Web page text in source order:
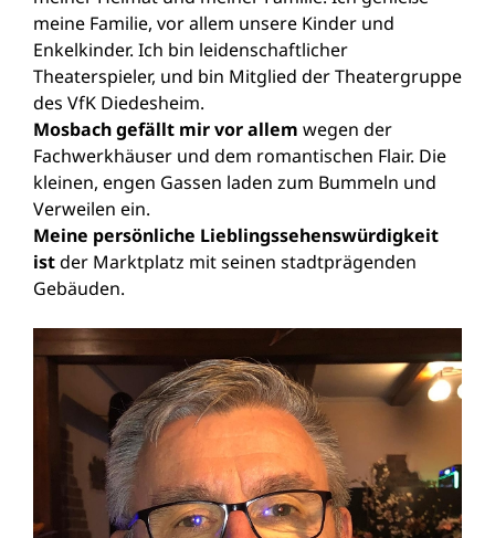
meine Familie, vor allem unsere Kinder und
Enkelkinder. Ich bin leidenschaftlicher
Theaterspieler, und bin Mitglied der Theatergruppe
des VfK Diedesheim.
Mosbach gefällt mir vor allem wegen der
Fachwerkhäuser und dem romantischen Flair. Die
kleinen, engen Gassen laden zum Bummeln und
Verweilen ein.
Meine persönliche Lieblingssehenswürdigkeit
istder Marktplatz mit seinen stadtprägenden
Gebäuden.